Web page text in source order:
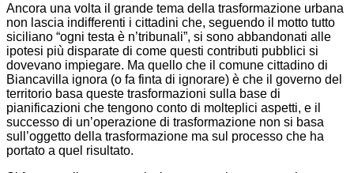
Ancora una volta il grande tema della trasformazione urbana
non lascia indifferenti i cittadini che, seguendo il motto tutto
siciliano “ogni testa è n’tribunali”, si sono abbandonati alle
ipotesi più disparate di come questi contributi pubblici si
dovevano impiegare. Ma quello che il comune cittadino di
Biancavilla ignora (o fa finta di ignorare) è che il governo del
territorio basa queste trasformazioni sulla base di
pianificazioni che tengono conto di molteplici aspetti, e il
successo di un’operazione di trasformazione non si basa
sull’oggetto della trasformazione ma sul processo che ha
portato a quel risultato.